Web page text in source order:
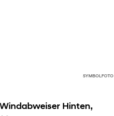
SYMBOLFOTO
Hinten,